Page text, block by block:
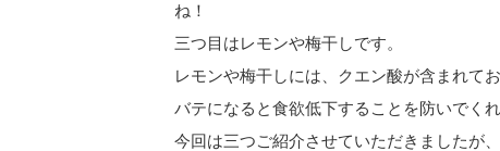
ね！
三つ目はレモンや梅干しです。
レモンや梅干しには、クエン酸が含まれて
バテになると食欲低下することを防いでく
今回は三つご紹介させていただきましたが